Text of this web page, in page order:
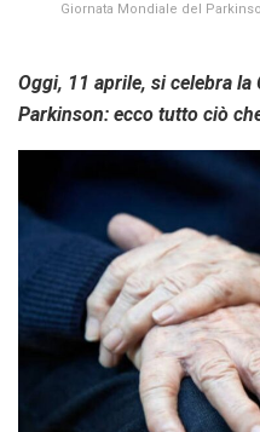
Giornata Mondiale del
Oggi, 11 aprile, si celebra
Parkinson: ecco tutto ciò